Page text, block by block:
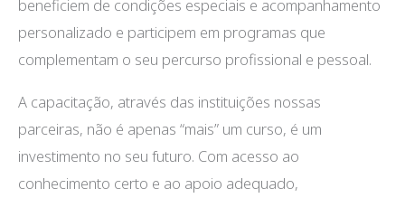
beneficiem de condições especiais e acompanhamento
personalizado e participem em programas que
complementam o seu percurso profissional e pessoal.
A capacitação, através das instituições nossas
parceiras, não é apenas “mais” um curso, é um
investimento no seu futuro. Com acesso ao
conhecimento certo e ao apoio adequado,